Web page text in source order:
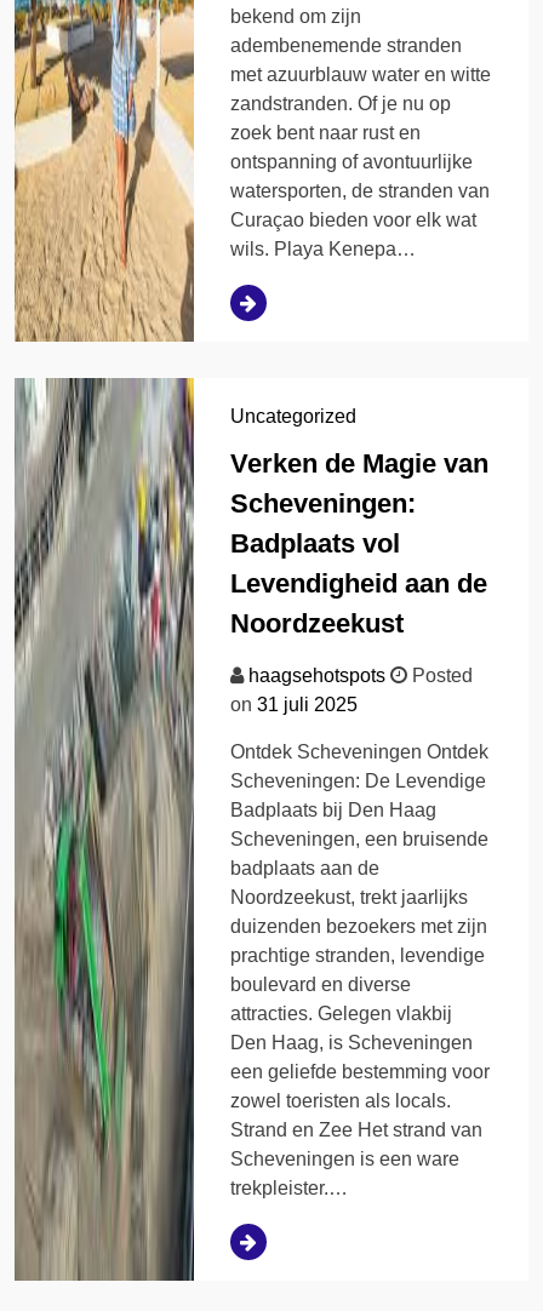
bekend om zijn
adembenemende stranden
met azuurblauw water en witte
zandstranden. Of je nu op
zoek bent naar rust en
ontspanning of avontuurlijke
watersporten, de stranden van
Curaçao bieden voor elk wat
wils. Playa Kenepa…
Uncategorized
Verken de Magie van
Scheveningen:
Badplaats vol
Levendigheid aan de
Noordzeekust
haagsehotspots
Posted
on31 juli 2025
Ontdek Scheveningen Ontdek
Scheveningen: De Levendige
Badplaats bij Den Haag
Scheveningen, een bruisende
badplaats aan de
Noordzeekust, trekt jaarlijks
duizenden bezoekers met zijn
prachtige stranden, levendige
boulevard en diverse
attracties. Gelegen vlakbij
Den Haag, is Scheveningen
een geliefde bestemming voor
zowel toeristen als locals.
Strand en Zee Het strand van
Scheveningen is een ware
trekpleister.…